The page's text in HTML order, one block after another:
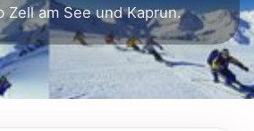
Zell am See und Kaprun.